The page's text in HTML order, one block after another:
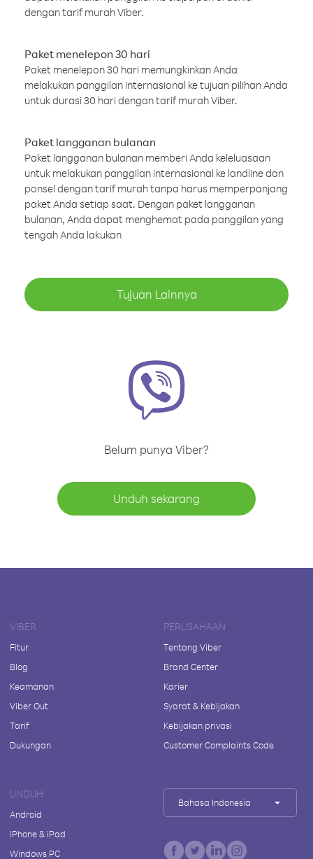
dengan tarif murah Viber.
Paket menelepon 30 hari
Paket menelepon 30 hari memungkinkan Anda
melakukan panggilan internasional ke tujuan pilihan Anda
untuk durasi 30 hari dengan tarif murah Viber.
Paket langganan bulanan
Paket langganan bulanan memberi Anda keleluasaan
untuk melakukan panggilan internasional ke landline dan
ponsel dengan tarif murah tanpa harus memperpanjang
paket Anda setiap saat. Dengan paket langganan
bulanan, Anda dapat menghemat pada panggilan yang
tengah Anda lakukan
Tujuan Lainnya
Belum punya Viber?
Unduh sekarang
VIBER
Fitur
Blog
Keamanan
Viber Out
Tarif
Dukungan
PERUSAHAAN
Tentang Viber
Brand Center
Karier
Syarat & Kebijakan
Kebijakan privasi
Customer Complaints Code
UNDUH
Android
iPhone & iPad
Windows PC
Bahasa Indonesia